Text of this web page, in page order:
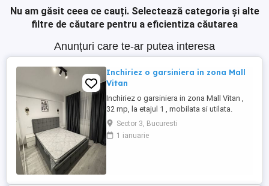
Nu am găsit ceea ce cauți. Selectează categoria și alte
filtre de căutare pentru a eficientiza căutarea
Anunțuri care te-ar putea interesa
Inchiriez o garsiniera in zona Mall
Vitan
Inchiriez o garsiniera in zona Mall Vitan ,
32 mp, la etajul 1 , mobilata si utilata.
Blocul este reabilitat termic. Se accepta
animale de companie. este disponibila
imediat
Sector 3, Bucuresti
1 ianuarie